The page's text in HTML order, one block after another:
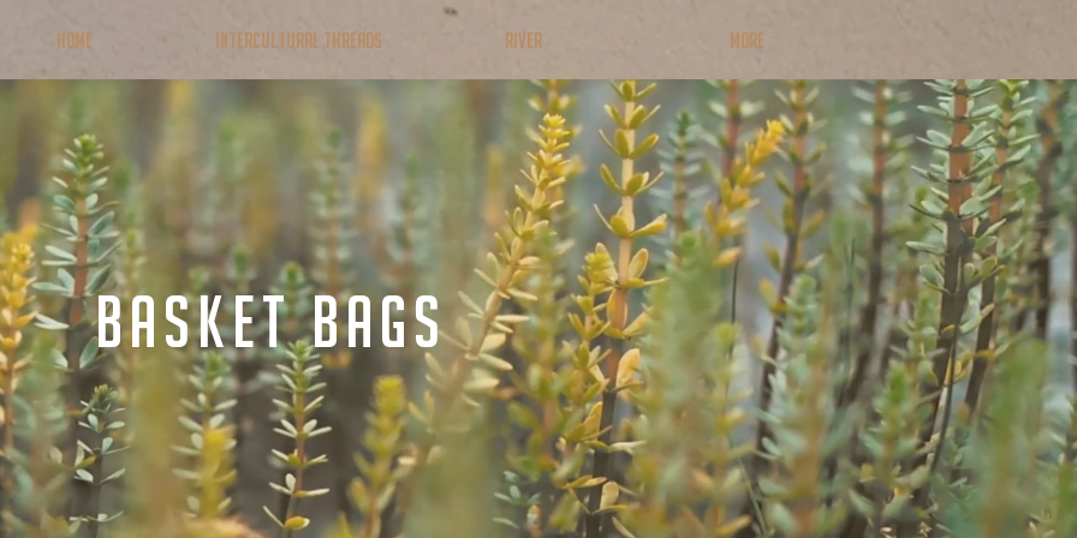
Home Intercultural Threads RIVER More
BASKET BAGS